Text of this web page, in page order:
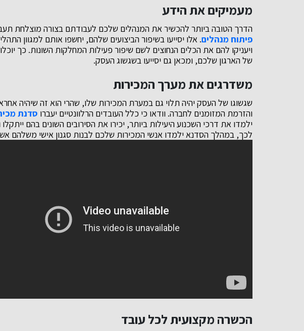
מעמיקים את הידע
הדרך הטובה ביותר להכשיר את המנהלים שלכם לעבודתם בצורה מוצלחת
פיתוח מנהלים. אלו יסייעו בשיפור הביצועים שלהם, יחשפו אותם למגוון
ויעניקו להם את הכלים הנחוצים לשם שיפור פעילות המחלקות השונות. כך
של הארגון שלכם, ומכאן גם יסייעו בשגשוג העסק.
משדרגים את מערך המכירות
שגשוגו של העסק יהיה תלוי גם במערת המכירות שלו, שהרי הוא זה שיהיה
והזרמת המזומנים לחברה. וודאו כי כלל העובדים הרלוונטיים יעברו סדנת
ילמדו את דרכי השכנוע היעילות ביותר, יכירו את הסירובים השונים בהם
לכך, במהלך הסדנא ילמדו אנשי המכירות שלכם לבנות סגנון אישי משלהם
הכשרה מקצועית לכל עובד